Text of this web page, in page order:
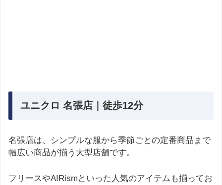
ユニクロ 名張店｜徒歩12分
名張店は、シンプルな服から季節ごとの定番商品まで
幅広い商品が揃う大型店舗です。
フリースやAIRismといった人気のアイテムも揃ってお